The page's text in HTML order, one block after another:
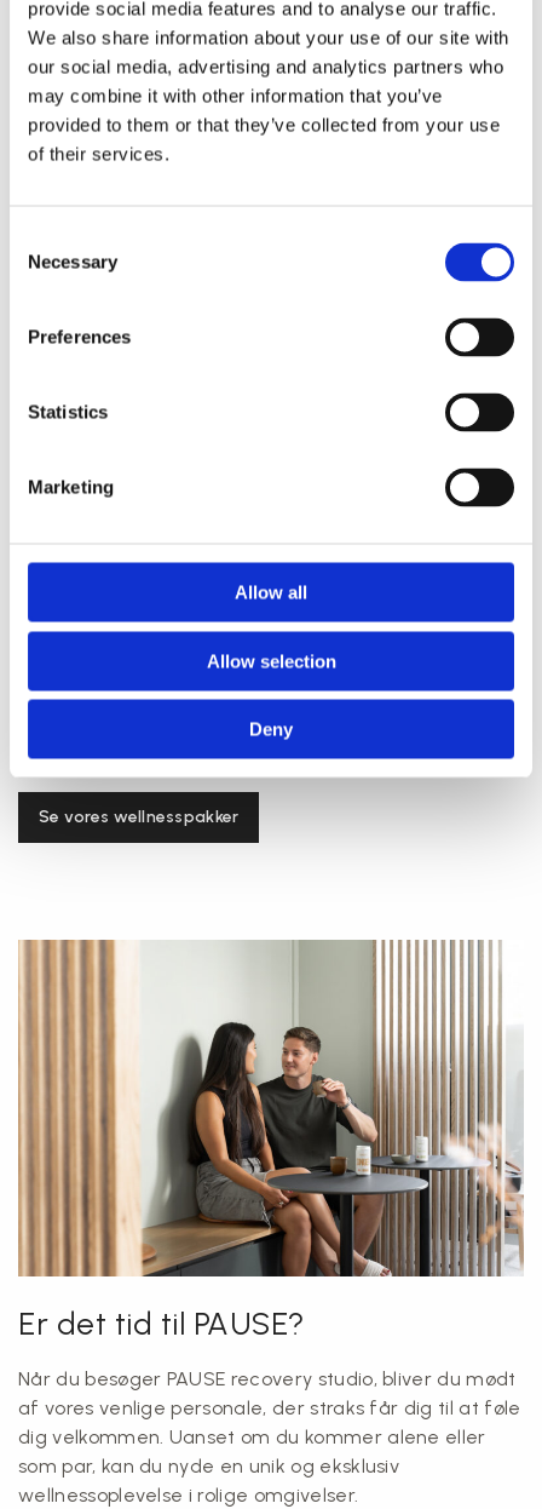
provide social media features and to analyse our traffic.
We also share information about your use of our site with
our social media, advertising and analytics partners who
may combine it with other information that you’ve
provided to them or that they’ve collected from your use
of their services.
Selection
Necessary
Preferences
Statistics
Marketing
Allow all
Allow selection
Deny
ved hjælp af luftkompression.
Vores unikke wellnesspakker kombinerer to eller tre
de typisk varer to timer. Det giver dig god tid til ro og
Se vores wellnesspakker
Er det tid til PAUSE?
Når du besøger PAUSE recovery studio, bliver du mødt
af vores venlige personale, der straks får dig til at føle
dig velkommen. Uanset om du kommer alene eller
som par, kan du nyde en unik og eksklusiv
wellnessoplevelse i rolige omgivelser.